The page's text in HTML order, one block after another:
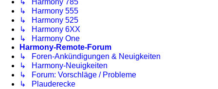
↳ Harmony 785
↳ Harmony 555
↳ Harmony 525
↳ Harmony 6XX
↳ Harmony One
Harmony-Remote-Forum
↳ Foren-Ankündigungen & Neuigkeiten
↳ Harmony-Neuigkeiten
↳ Forum: Vorschläge / Probleme
↳ Plauderecke